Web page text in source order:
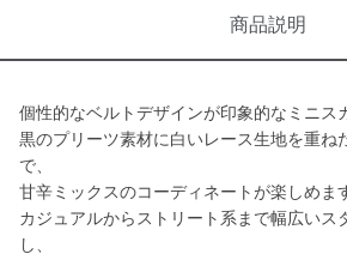
商品説明
個性的なベルトデザインが印象的なミニス
黒のプリーツ素材に白いレース生地を重ね
で、
甘辛ミックスのコーディネートが楽しめま
カジュアルからストリート系まで幅広いス
し、